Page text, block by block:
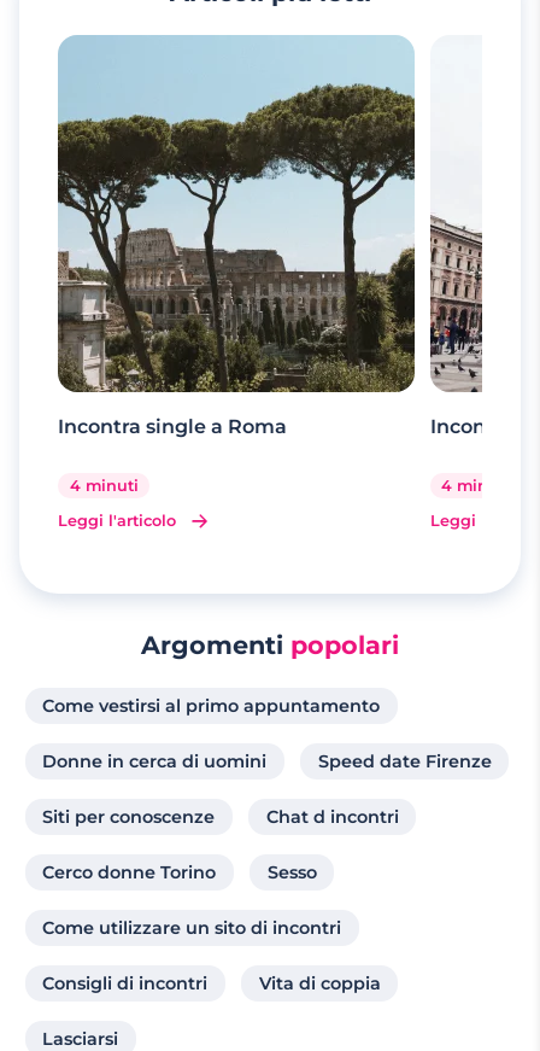
Incontra single a Roma
4 minuti
Leggi l'articolo
Incontra
4 minuti
Leggi
Argomenti popolari
Come vestirsi al primo appuntamento
Donne in cerca di uomini Speed date Firenze
Siti per conoscenze Chat d incontri
Cerco donne Torino Sesso
Come utilizzare un sito di incontri
Consigli di incontri Vita di coppia
Lasciarsi